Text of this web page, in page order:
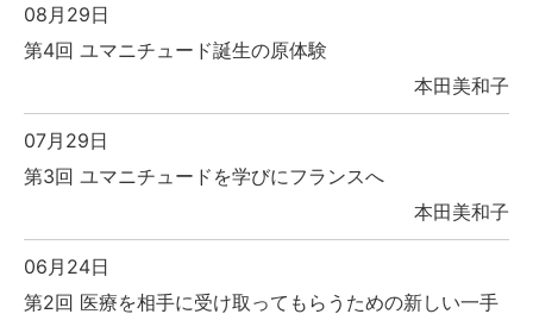
08月29日
第4回 ユマニチュード誕生の原体験
本田美和子
07月29日
第3回 ユマニチュードを学びにフランスへ
本田美和子
06月24日
第2回 医療を相手に受け取ってもらうための新しい一手